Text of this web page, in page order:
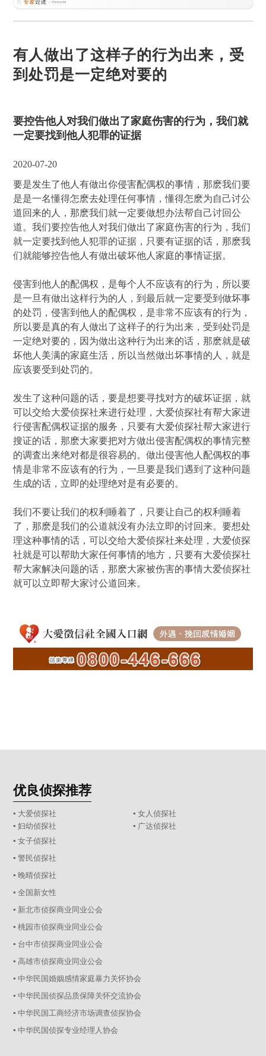
有人做出了这样子的行为出来，受
到处罚是一定绝对要的
要控告他人对我们做出了家庭伤害的行为，我们就
一定要找到他人犯罪的证据
2020-07-20
要是发生了他人有做出你侵害配偶权的事情，那麽我们要
是是一名懂得怎麽去处理任何事情，懂得怎麽为自己讨公
道回来的人，那麽我们就一定要做想办法帮自己讨回公
道。我们要控告他人对我们做出了家庭伤害的行为，我们
就一定要找到他人犯罪的证据，只要有证据的话，那麽我
们就能够控告他人有做出破坏他人家庭的事情证据。
侵害到他人的配偶权，是每个人不应该有的行为，所以要
是一旦有做出这样行为的人，到最后就一定要受到做坏事
的处罚，侵害到他人的配偶权，是非常不应该有的行为，
所以要是真的有人做出了这样子的行为出来，受到处罚是
一定绝对要的，因为做出这种行为出来的话，那麽就是破
坏他人美满的家庭生活，所以当然做出坏事情的人，就是
应该要受到处罚的。
发生了这种问题的话，要是想要寻找对方的破坏证据，就
可以交给大爱侦探社来进行处理，大爱侦探社有帮大家进
行侵害配偶权证据的服务，只要有大爱侦探社帮大家进行
搜证的话，那麽大家要把对方做出侵害配偶权的事情完整
的调査出来绝对都是很容易的。做出侵害他人配偶权的事
情是非常不应该有的行为，一旦要是我们遇到了这种问题
生成的话，立即的处理绝对是有必要的。
我们不要让我们的权利睡着了，只要让自己的权利睡着
了，那麽是我们的公道就没有办法立即的讨回来。要想处
理这种事情的话，可以交给大爱侦探社来处理，大爱侦探
社就是可以帮助大家任何事情的地方，只要有大爱侦探社
帮大家解决问题的话，那麽大家被伤害的事情大爱侦探社
就可以立即帮大家讨公道回来。
优良侦探推荐
▪ 大爱侦探社
▪ 女人侦探社
▪ 妇幼侦探社
▪ 广达侦探社
▪ 女子侦探社
▪ 警民侦探社
▪ 晚晴侦探社
▪ 全国新女性
▪ 新北市侦探商业同业公会
▪ 桃园市侦探商业同业公会
▪ 台中市侦探商业同业公会
▪ 高雄市侦探商业同业公会
▪ 中华民国婚姻感情家庭暴力关怀协会
▪ 中华民国侦探品质保障关怀交流协会
▪ 中华民国工商经济市场调查侦探协会
▪ 中华民国侦探专业经理人协会